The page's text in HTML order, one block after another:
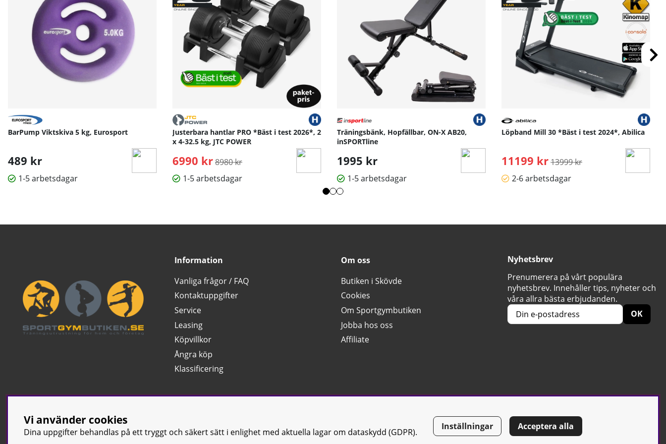
BarPump Viktskiva 5 kg, Eurosport
489 kr
1-5 arbetsdagar
Justerbara hantlar PRO *Bäst i test 2026*, 2
x 4-32.5 kg, JTC POWER
6990 kr Ordinarie pris:
8980 kr
1-5 arbetsdagar
Träningsbänk, Hopfällbar, ON-X AB20,
inSPORTline
1995 kr
1-5 arbetsdagar
Löpband Mill 30 *Bäst i test 2024*, Abilica
11199 kr Ordinarie pris:
13999 kr
2-6 arbetsdagar
Information
Vanliga frågor / FAQ
Kontaktuppgifter
Service
Leasing
Köpvillkor
Ångra köp
Klassificering
Om oss
Butiken i Skövde
Cookies
Om Sportgymbutiken
Jobba hos oss
Affiliate
Nyhetsbrev
Prenumerera på vårt populära
nyhetsbrev. Innehåller tips, nyheter och
våra allra bästa erbjudanden.
OK
© Sport & Gym Butiken JTC AB |Kontakta oss| All rights reserved | Org.nr: 556668-7058 | Tel: 0500-42 87 00
Vi använder cookies
Dina uppgifter behandlas på ett tryggt och säkert sätt i enlighet med aktuella lagar om dataskydd (GDPR).
Inställningar Acceptera alla